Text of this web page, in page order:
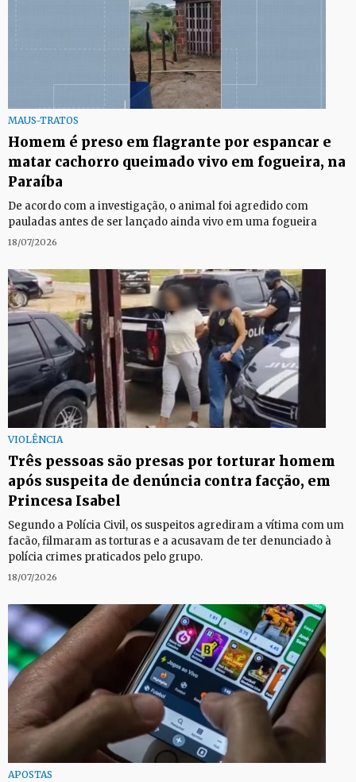
MAUS-TRATOS
Homem é preso em flagrante por espancar e
matar cachorro queimado vivo em fogueira, na
Paraíba
De acordo com a investigação, o animal foi agredido com
pauladas antes de ser lançado ainda vivo em uma fogueira
18/07/2026
VIOLÊNCIA
Três pessoas são presas por torturar homem
após suspeita de denúncia contra facção, em
Princesa Isabel
Segundo a Polícia Civil, os suspeitos agrediram a vítima com um
facão, filmaram as torturas e a acusavam de ter denunciado à
polícia crimes praticados pelo grupo.
18/07/2026
APOSTAS